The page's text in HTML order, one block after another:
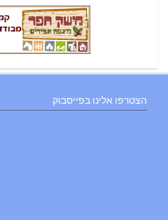
הצטרפו אלינו בפייסבוק